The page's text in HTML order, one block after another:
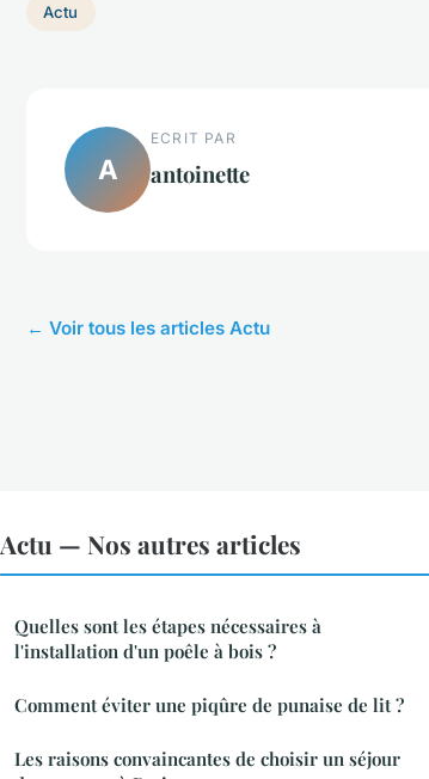
Actu
A
ECRIT PAR
antoinette
← Voir tous les articles Actu
Actu — Nos autres articles
Quelles sont les étapes nécessaires à
l'installation d'un poêle à bois ?
Comment éviter une piqûre de punaise de lit ?
Les raisons convaincantes de choisir un séjour